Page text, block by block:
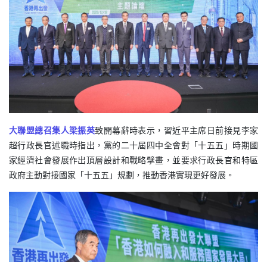
大聯盟總召集人梁振英致開幕辭時表示，習近平主席日前接見李家
超行政長官述職時指出，黨的二十屆四中全會對「十五五」時期國
家經濟社會發展作出頂層設計和戰略擘畫，並要求行政長官和特區
政府主動對接國家「十五五」規劃，推動香港實現更好發展。